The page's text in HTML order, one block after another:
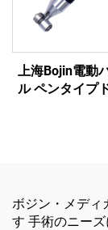
上海Bojin電動
ル ペンタイプ
ボジン・メディ
す 手術のニー